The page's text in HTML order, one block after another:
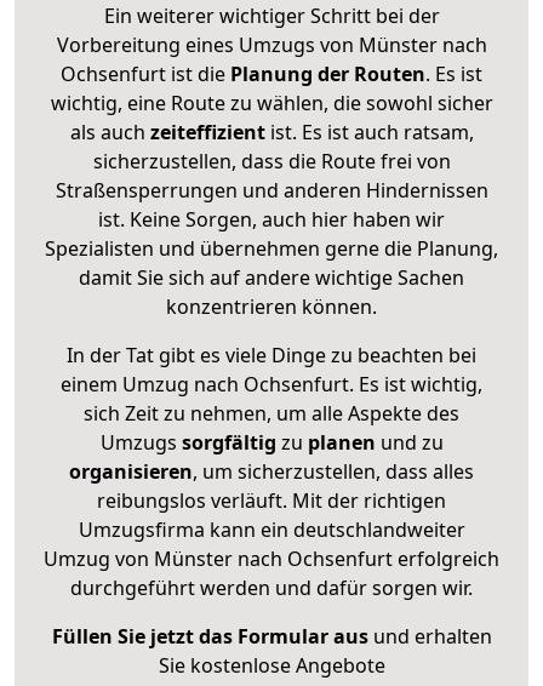
Ein weiterer wichtiger Schritt bei der
Vorbereitung eines Umzugs von Münster nach
Ochsenfurt ist die Planung der Routen. Es ist
wichtig, eine Route zu wählen, die sowohl sicher
als auch zeiteffizientist. Es ist auch ratsam,
sicherzustellen, dass die Route frei von
Straßensperrungen und anderen Hindernissen
ist. Keine Sorgen, auch hier haben wir
Spezialisten und übernehmen gerne die Planung,
damit Sie sich auf andere wichtige Sachen
konzentrieren können.
In der Tat gibt es viele Dinge zu beachten bei
einem Umzug nach Ochsenfurt. Es ist wichtig,
sich Zeit zu nehmen, um alle Aspekte des
Umzugs sorgfältig zu planen und zu
organisieren, um sicherzustellen, dass alles
reibungslos verläuft. Mit der richtigen
Umzugsfirma kann ein deutschlandweiter
Umzug von Münster nach Ochsenfurt erfolgreich
durchgeführt werden und dafür sorgen wir.
Füllen Sie jetzt das Formular ausund erhalten
Sie kostenlose Angebote